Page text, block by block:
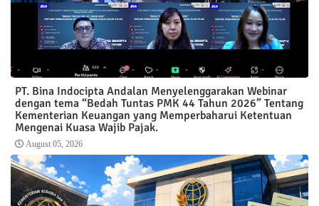
PT. Bina Indocipta Andalan Menyelenggarakan Webinar
dengan tema “Bedah Tuntas PMK 44 Tahun 2026” Tentang
Kementerian Keuangan yang Memperbaharui Ketentuan
Mengenai Kuasa Wajib Pajak.
August 05, 2026